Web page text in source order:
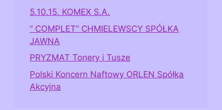
5.10.15. KOMEX S.A.
” COMPLET” CHMIELEWSCY SPÓŁKA
JAWNA
PRYZMAT Tonery i Tusze
Polski Koncern Naftowy ORLEN Spółka
Akcyjna